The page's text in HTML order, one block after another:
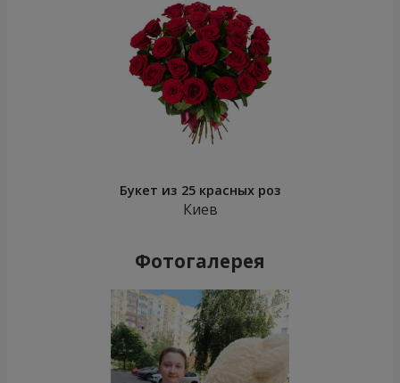
Букет из 25 красных роз
Киев
Фотогалерея